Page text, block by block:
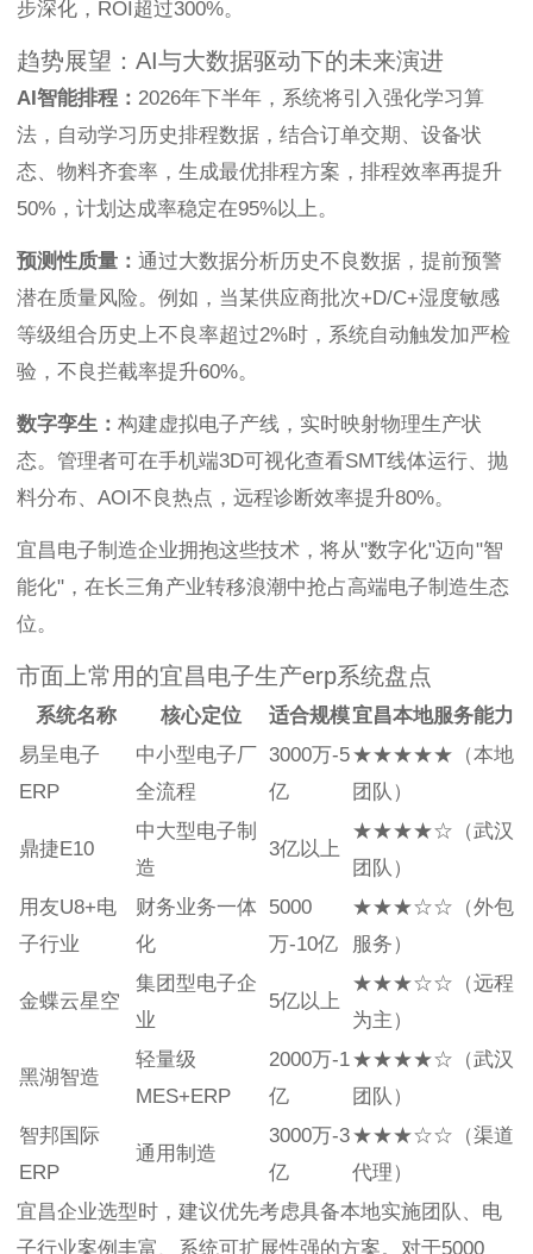
步深化，ROI超过300%。
趋势展望：AI与大数据驱动下的未来演进
AI智能排程： 2026年下半年，系统将引入强化学习算
法，自动学习历史排程数据，结合订单交期、设备状
态、物料齐套率，生成最优排程方案，排程效率再提升
50%，计划达成率稳定在95%以上。
预测性质量： 通过大数据分析历史不良数据，提前预警
潜在质量风险。例如，当某供应商批次+D/C+湿度敏感
等级组合历史上不良率超过2%时，系统自动触发加严检
验，不良拦截率提升60%。
数字孪生： 构建虚拟电子产线，实时映射物理生产状
态。管理者可在手机端3D可视化查看SMT线体运行、抛
料分布、AOI不良热点，远程诊断效率提升80%。
宜昌电子制造企业拥抱这些技术，将从"数字化"迈向"智
能化"，在长三角产业转移浪潮中抢占高端电子制造生态
位。
市面上常用的宜昌电子生产erp系统盘点
系统名称 核心定位 适合规模宜昌本地服务能力
易呈电子
ERP
中小型电子厂
全流程
3000万-5
亿
★★★★★（本地
团队）
鼎捷E10
中大型电子制
造
3亿以上
★★★★☆（武汉
团队）
用友U8+电
子行业
财务业务一体
化
5000
万-10亿
★★★☆☆（外包
服务）
金蝶云星空
集团型电子企
业
5亿以上
★★★☆☆（远程
为主）
黑湖智造
轻量级
MES+ERP
2000万-1
亿
★★★★☆（武汉
团队）
智邦国际
ERP
通用制造
3000万-3
亿
★★★☆☆（渠道
代理）
宜昌企业选型时，建议优先考虑具备本地实施团队、电
子行业案例丰富、系统可扩展性强的方案。对于5000